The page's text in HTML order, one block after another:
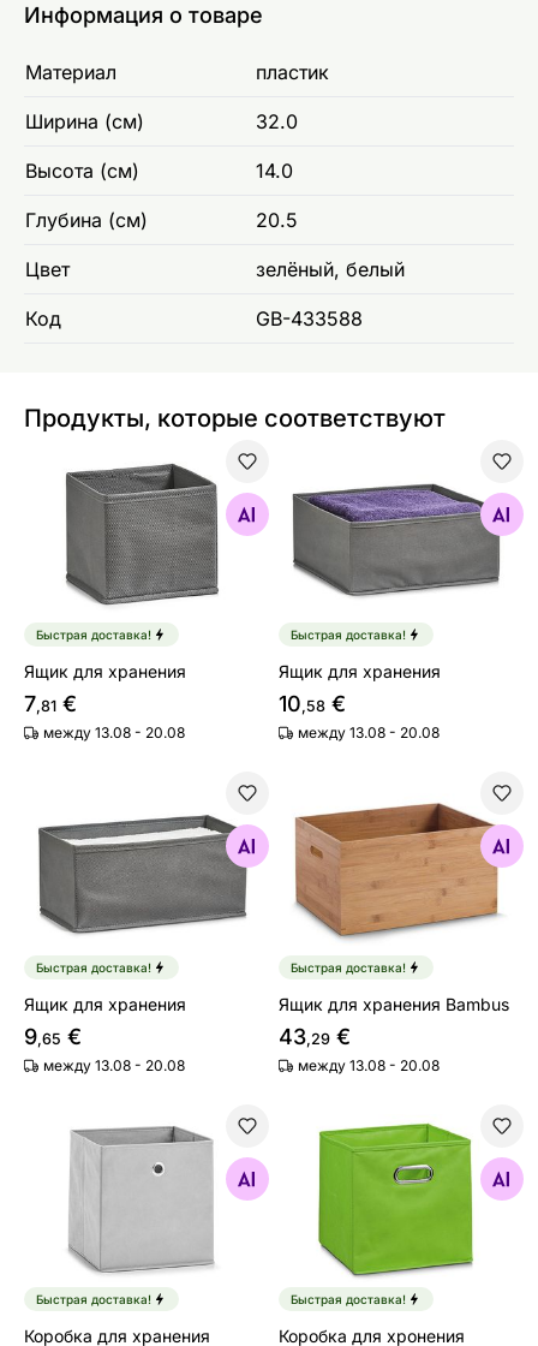
Информация о товаре
Материал пластик
Ширина (см) 32.0
Высота (см) 14.0
Глубина (см) 20.5
Цвет зелёный, белый
Код GB-433588
Продукты, которые соответствуют
Ящик для хранения
Найдите похожие
Быстрая доставка!
Ящик для хранения
7,81 €
между 13.08 - 20.08
Ящик для хранения
Найдите похожие
Быстрая доставка!
Ящик для хранения
10,58 €
между 13.08 - 20.08
Ящик для хранения
Найдите похожие
Быстрая доставка!
Ящик для хранения
9,65 €
между 13.08 - 20.08
Ящик для хранения Bambus
Найдите похожие
Быстрая доставка!
Ящик для хранения Bambus
43,29 €
между 13.08 - 20.08
Коробка для хранения
Найдите похожие
Быстрая доставка!
Коробка для хранения
Коробка для хронения
Найдите похожие
Быстрая доставка!
Коробка для хронения